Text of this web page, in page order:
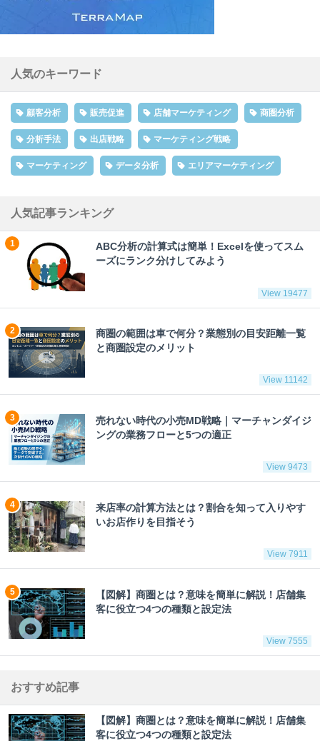
人気のキーワード
顧客分析 販売促進 店舗マーケティング 商圏分析
分析手法 出店戦略 マーケティング戦略
マーケティング データ分析 エリアマーケティング
人気記事ランキング
ABC分析の計算式は簡単！Excelを使ってスム
ーズにランク分けしてみよう
View 19477
商圏の範囲は車で何分？業態別の目安距離一覧
と商圏設定のメリット
View 11142
売れない時代の小売MD戦略｜マーチャンダイジ
ングの業務フローと5つの適正
View 9473
来店率の計算方法とは？割合を知って入りやす
いお店作りを目指そう
View 7911
【図解】商圏とは？意味を簡単に解説！店舗集
客に役立つ4つの種類と設定法
View 7555
おすすめ記事
【図解】商圏とは？意味を簡単に解説！店舗集
客に役立つ4つの種類と設定法